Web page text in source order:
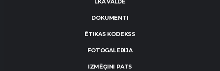
LKA VALDE
DOKUMENTI
ĒTIKAS KODEKSS
FOTOGALERIJA
IZMĒĢINI PATS